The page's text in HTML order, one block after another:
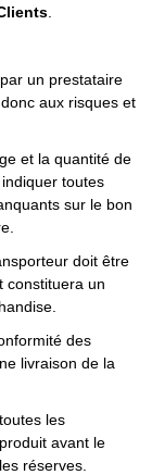
un prestataire
aux risques et
et la quantité de
toutes
sur le bon
doit être
constituera un
des
livraison de la
les
avant le
réserves.